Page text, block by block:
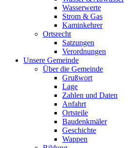
Wasserwerte
Strom & Gas
Kaminkehrer
Ortsrecht
Satzungen
Verordnungen
Unsere Gemeinde
Über die Gemeinde
Grußwort
Lage
Zahlen und Daten
Anfahrt
Ortsteile
Baudenkmäler
Geschichte
Wappen